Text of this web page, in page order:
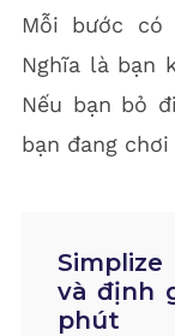
Mỗi bước
Nghĩa là bạn
Nếu bạn bỏ
bạn đang
và định
phút